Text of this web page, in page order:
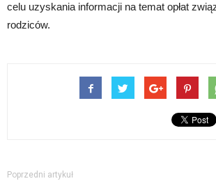
celu uzyskania informacji na temat opłat
rodziców.
Poprzedni artykuł